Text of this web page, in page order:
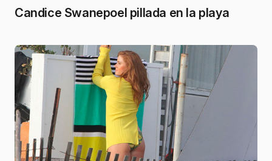
Candice Swanepoel pillada en la playa